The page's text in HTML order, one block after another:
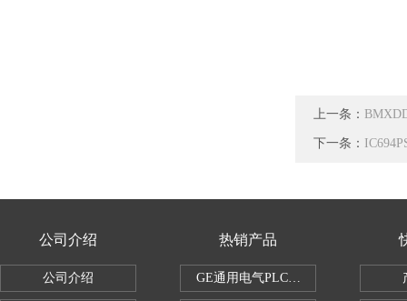
上一条：
下一条：
公司介绍
公司介绍
热销产品
GE通用电气PLC控制器